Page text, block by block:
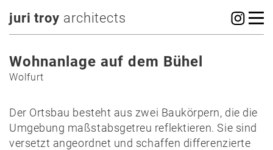
juri troy architects
Wohnanlage auf dem Bühel
Wolfurt
Der Ortsbau besteht aus zwei Baukörpern, die die
Umgebung maßstabsgetreu reflektieren. Sie sind
versetzt angeordnet und schaffen differenzierte